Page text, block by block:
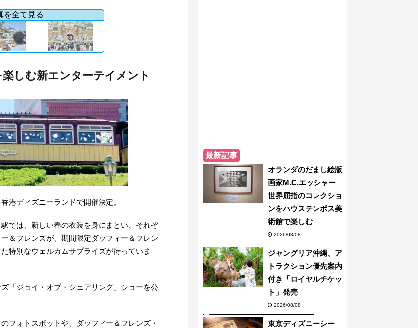
を全て見る
しむ新エンターテイメント
港ディズニーランドで開催決定。
では、新しい春の衣装を身にまとい、それぞ
＆フレンズが、期間限定ダッフィー＆フレン
特別なウェルカムサプライズが待っていま
「ジョイ・オブ・シェアリング」ショーを公
フォトスポットや、ダッフィー＆フレンズ・
最新記事
オランダのだまし絵版
画家M.C.エッシャー
世界屈指のコレクショ
ンをハウステンボス美
術館で楽しむ
2026/08/08
ジャングリア沖縄、ア
トラクション優先案内
付き「ロイヤルチケッ
ト」発売
2026/08/08
東京ディズニーシー